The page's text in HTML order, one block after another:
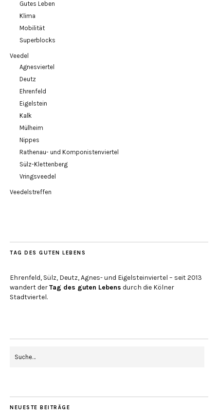
Gutes Leben
Klima
Mobilität
Superblocks
Veedel
Agnesviertel
Deutz
Ehrenfeld
Eigelstein
Kalk
Mülheim
Nippes
Rathenau- und Komponistenviertel
Sülz-Klettenberg
Vringsveedel
Veedelstreffen
TAG DES GUTEN LEBENS
Ehrenfeld, Sülz, Deutz, Agnes- und Eigelsteinviertel – seit 2013
wandert derTag des guten Lebens durch die Kölner
Stadtviertel.
NEUESTE BEITRÄGE